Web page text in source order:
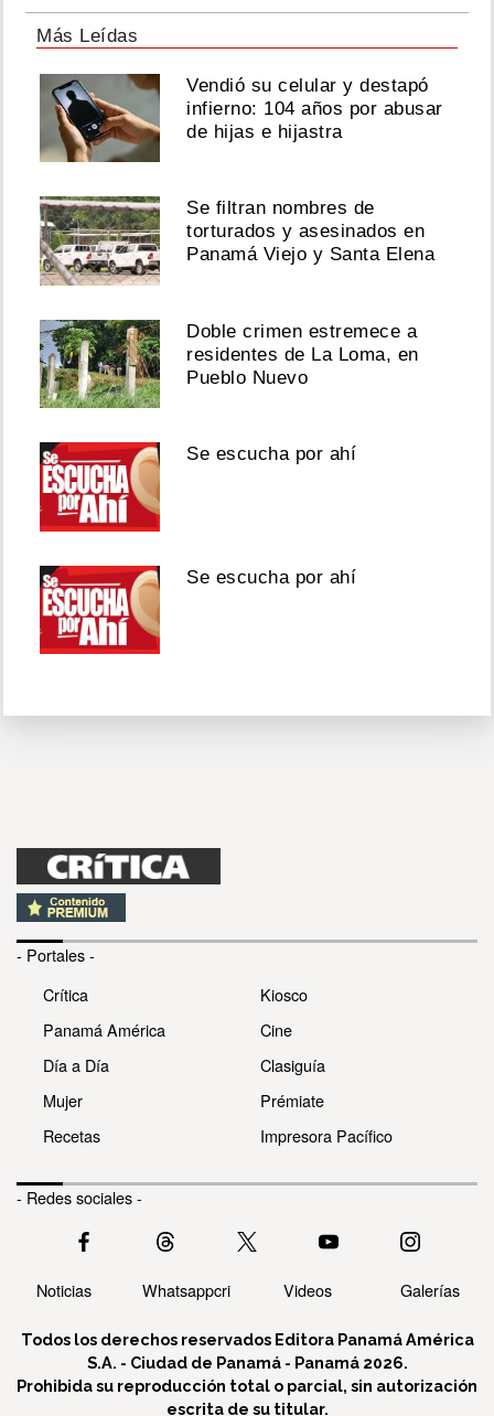
Más Leídas
Vendió su celular y destapó
infierno: 104 años por abusar
de hijas e hijastra
Se filtran nombres de
torturados y asesinados en
Panamá Viejo y Santa Elena
Doble crimen estremece a
residentes de La Loma, en
Pueblo Nuevo
Se escucha por ahí
Se escucha por ahí
- Portales -
Crítica
Panamá América
Día a Día
Mujer
Recetas
Kiosco
Cine
Clasiguía
Prémiate
Impresora Pacífico
- Redes sociales -
Noticias Whatsappcri Videos Galerías
Todos los derechos reservados Editora Panamá América
S.A. - Ciudad de Panamá - Panamá 2026.
Prohibida su reproducción total o parcial, sin autorización
escrita de su titular.